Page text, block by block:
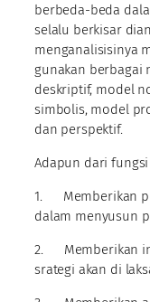
berbeda-beda
selalu berkisar
menganalisisinya
gunakan berbagai
deskriptif, model
simbolis, model
dan perspektif.
Adapun dari
1. Memberikan
dalam menyusun
2. Memberikan
srategi akan di